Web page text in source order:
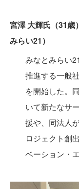
宮澤 大輝氏（31歳
みらい21）
みなとみらい
推進する一般
を開始した。
いて新たなサ
援や、同法人
ロジェクト創
ベーション・